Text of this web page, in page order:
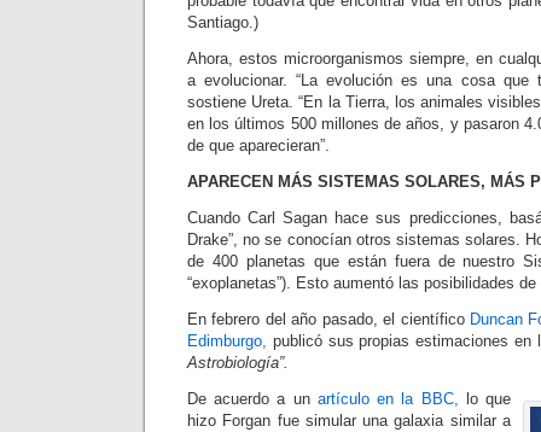
Santiago.)
Ahora, estos microorganismos siempre, en
a evolucionar. “La evolución es una cosa que
sostiene Ureta. “En la Tierra, los animales
en los últimos 500 millones de años, y pasaron
de que aparecieran”.
APARECEN MÁS SISTEMAS SOLARES, MÁS
Cuando Carl Sagan hace sus predicciones,
Drake”, no se conocían otros sistemas solares.
de 400 planetas que están fuera de nuestro
“exoplanetas”). Esto aumentó las posibilidades
En febrero del año pasado, el científico Duncan
Edimburgo, publicó sus propias estimaciones en
Astrobiología”.
De acuerdo a un artículo en la BBC, lo que
hizo Forgan fue simular una galaxia similar a